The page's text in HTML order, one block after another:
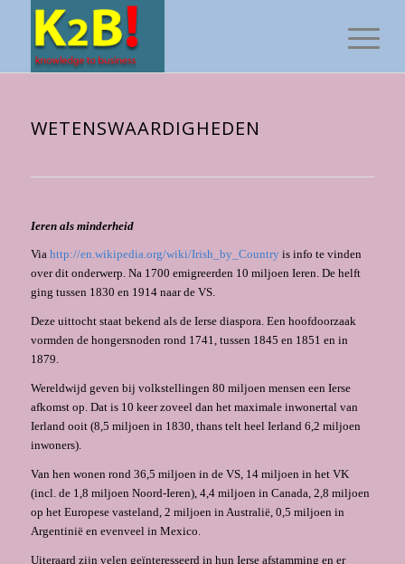
WETENSWAARDIGHEDEN
Ieren als minderheid
Via http://en.wikipedia.org/wiki/Irish_by_Countryis info te vinden
over dit onderwerp. Na 1700 emigreerden 10 miljoen Ieren. De helft
ging tussen 1830 en 1914 naar de VS.
Deze uittocht staat bekend als de Ierse diaspora. Een hoofdoorzaak
vormden de hongersnoden rond 1741, tussen 1845 en 1851 en in
1879.
Wereldwijd geven bij volkstellingen 80 miljoen mensen een Ierse
afkomst op. Dat is 10 keer zoveel dan het maximale inwonertal van
Ierland ooit (8,5 miljoen in 1830, thans telt heel Ierland 6,2 miljoen
inwoners).
Van hen wonen rond 36,5 miljoen in de VS, 14 miljoen in het VK
(incl. de 1,8 miljoen Noord-Ieren), 4,4 miljoen in Canada, 2,8 miljoen
op het Europese vasteland, 2 miljoen in Australië, 0,5 miljoen in
Argentinië en evenveel in Mexico.
Uiteraard zijn velen geïnteresseerd in hun Ierse afstamming en er